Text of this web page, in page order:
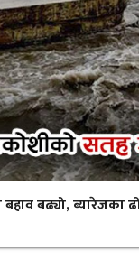
बहाव बढ्यो, ब्यारेजका